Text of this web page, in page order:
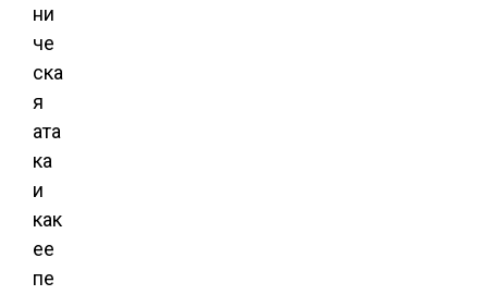
ни
че
ска
я
ата
ка
и
как
ее
пе